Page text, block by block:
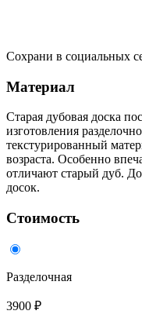
Сохрани в социальных
Материал
Старая дубовая доска
изготовления
текстурированный
возраста. Особенно
отличают старый дуб.
досок.
Стоимость
Разделочная
3900 ₽